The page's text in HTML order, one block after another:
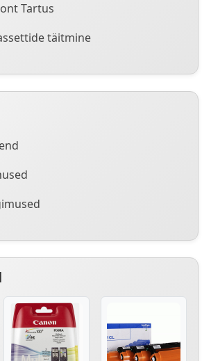
Tartus
täitmine